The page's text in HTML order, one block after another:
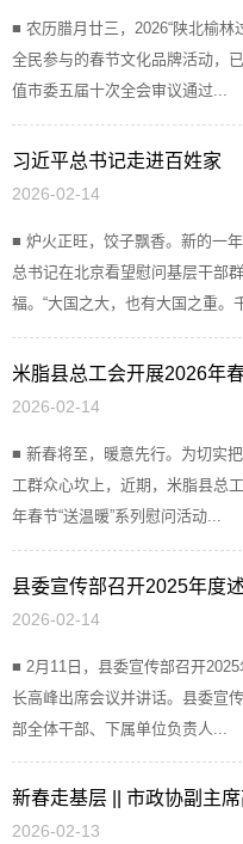
■ 农历腊月廿三，2026“陕北榆林
全民参与的春节文化品牌活动，
值市委五届十次全会审议通过...
习近平总书记走进百姓家
2026-02-14
■ 炉火正旺，饺子飘香。新的一
总书记在北京看望慰问基层干部
福。“大国之大，也有大国之重。
米脂县总工会开展2026年
2026-02-14
■ 新春将至，暖意先行。为切实
工群众心坎上，近期，米脂县总
年春节“送温暖”系列慰问活动...
县委宣传部召开2025年度
2026-02-14
■ 2月11日，县委宣传部召开
长高峰出席会议并讲话。县委宣
部全体干部、下属单位负责人...
新春走基层 || 市政协副主
2026-02-13